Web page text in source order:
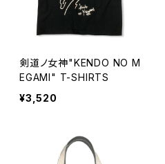
剣道ノ女神"KENDO NO M
EGAMI" T-SHIRTS
¥3,520